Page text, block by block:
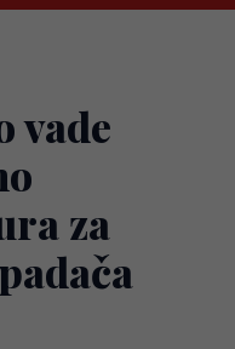
vade
za